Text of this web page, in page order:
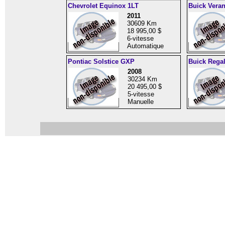
Chevrolet Equinox 1LT
2011
30609 Km
18 995,00 $
6-vitesse
Automatique
Buick
Pontiac Solstice GXP
2008
30234 Km
20 495,00 $
5-vitesse
Manuelle
Buick